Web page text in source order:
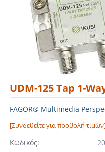
UDM-125 Tap 1-
FAGOR® Multimedia
[Συνδεθείτε για προβολή
Κωδικός: